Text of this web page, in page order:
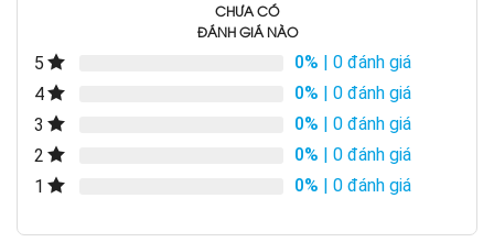
CHƯA CÓ
ĐÁNH GIÁ NÀO
5 0% | 0 đánh giá
4
0% | 0 đánh giá
3
0% | 0 đánh giá
2
0% | 0 đánh giá
1
0% | 0 đánh giá